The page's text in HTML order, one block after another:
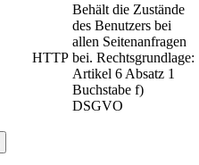
HTTP
Behält die Zustände
des Benutzers bei
allen Seitenanfragen
bei. Rechtsgrundlage:
Artikel 6 Absatz 1
Buchstabe f)
DSGVO